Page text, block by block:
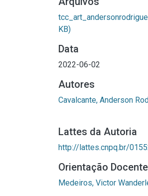
KB)
Data
2022-06-02
Autores
Cavalcante, Anderson
Lattes da Autoria
http://lattes.cnpq.br/
Orientação Docente
Medeiros, Victor